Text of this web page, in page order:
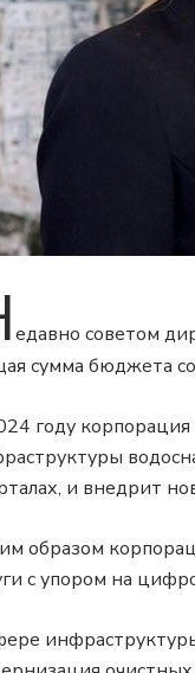
едавно советом
сумма бюджета
году
и внедрит
образом
с упором на